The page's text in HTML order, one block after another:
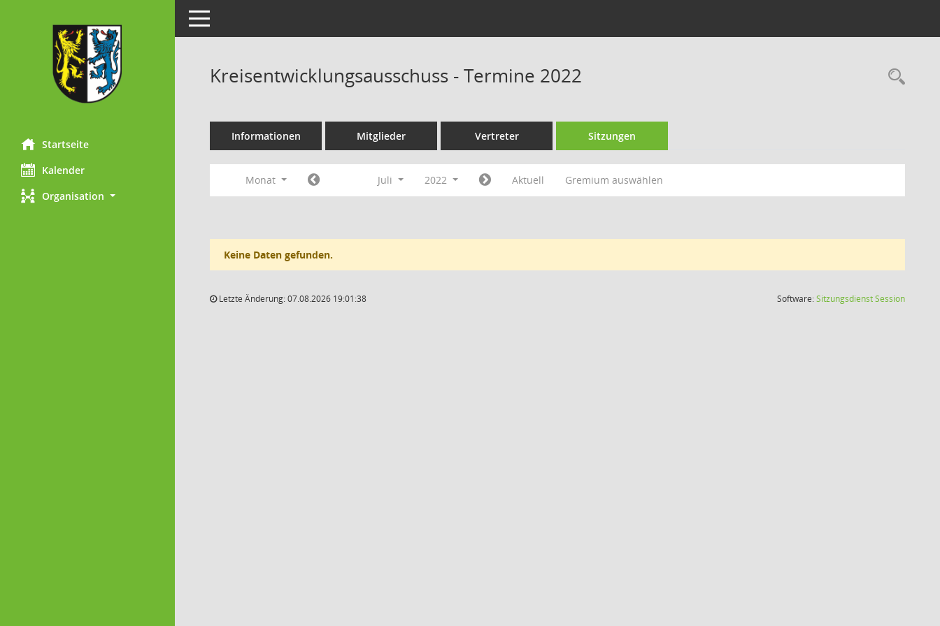
Startseite
Kalender
Organisation
Toggle navigation
Kreisentwicklungsausschuss - Termine 2022
Informationen Mitglieder Vertreter Sitzungen
Monat Juli 2022 Aktuell Gremium auswählen
Keine Daten gefunden.
Letzte Änderung: 07.08.2026 19:01:38 Software:SitzungsdienstSession(Wird in